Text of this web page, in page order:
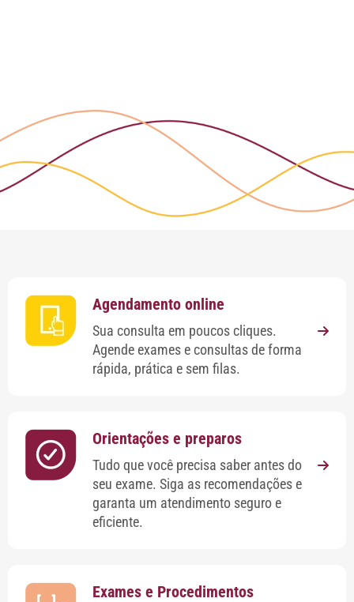
Agendamento online
Sua consulta em poucos cliques.
Agende exames e consultas de forma
rápida, prática e sem filas.
Orientações e preparos
Tudo que você precisa saber antes do
seu exame. Siga as recomendações e
garanta um atendimento seguro e
eficiente.
Exames e Procedimentos